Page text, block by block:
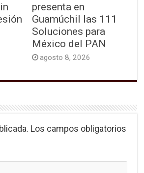
presenta en
Guamúchil las 111
Soluciones para
México del PAN
agosto 8, 2026
Los campos obligatorios